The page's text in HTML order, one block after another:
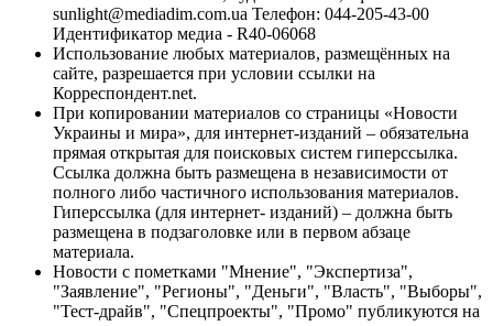
sunlight@mediadim.com.ua Телефон: 044-205-43-00
Идентификатор медиа - R40-06068
Использование любых материалов, размещённых на
сайте, разрешается при условии ссылки на
Корреспондент.net.
При копировании материалов со страницы «Новости
Украины и мира», для интернет-изданий – обязательна
прямая открытая для поисковых систем гиперссылка.
Ссылка должна быть размещена в независимости от
полного либо частичного использования материалов.
Гиперссылка (для интернет- изданий) – должна быть
размещена в подзаголовке или в первом абзаце
материала.
Новости с пометками "Мнение", "Экспертиза",
"Заявление", "Регионы", "Деньги", "Власть", "Выборы",
"Тест-драйв", "Спецпроекты", "Промо" публикуются на